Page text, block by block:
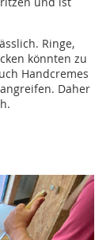
Ringe,
könnten zu
Handcremes
Daher